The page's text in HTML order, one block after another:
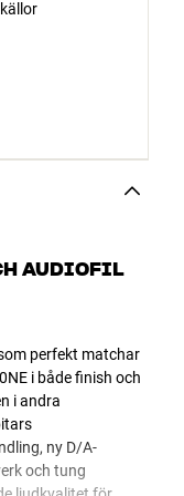
AUDIOFIL
perfekt matchar
i både finish och
i andra
ny D/A-
och tung